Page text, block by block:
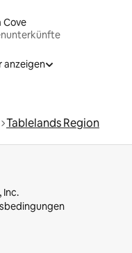
Cove
anzeigen
Tablelands Region
Inc.